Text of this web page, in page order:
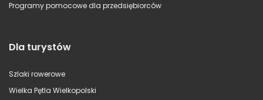
Programy pomocowe dla przedsiębiorców
Dla turystów
Szlaki rowerowe
Wielka Pętla Wielkopolski